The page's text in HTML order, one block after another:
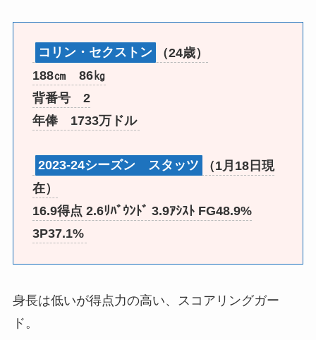
コリン・セクストン
（24歳）
188㎝ 86㎏
背番号 2
年俸 1733万ドル
2023-24シーズン スタッツ
（1月18日現
在）
16.9得点 2.6ﾘﾊﾞｳﾝﾄﾞ 3.9ｱｼｽﾄ FG48.9%
3P37.1%
身長は低いが得点力の高い、スコアリングガー
ド。